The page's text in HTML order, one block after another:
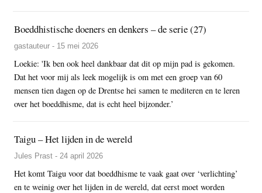
Boeddhistische doeners en denkers – de serie (27)
gastauteur - 15 mei 2026
Loekie: 'Ik ben ook heel dankbaar dat dit op mijn pad is gekomen.
Dat het voor mij als leek mogelijk is om met een groep van 60
mensen tien dagen op de Drentse hei samen te mediteren en te leren
over het boeddhisme, dat is echt heel bijzonder.’
Taigu – Het lijden in de wereld
Jules Prast - 24 april 2026
Het komt Taigu voor dat boeddhisme te vaak gaat over ‘verlichting’
en te weinig over het lijden in de wereld, dat eerst moet worden